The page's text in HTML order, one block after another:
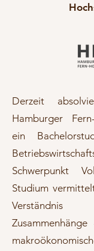
Derzeit
Hamburger
ein
Schwerpunkt
Studium
Verständnis